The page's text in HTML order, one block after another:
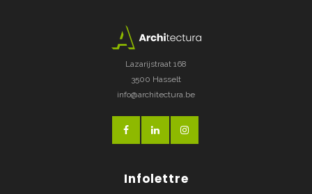
Lazarijstraat 168
3500 Hasselt
info@architectura.be
Infolettre